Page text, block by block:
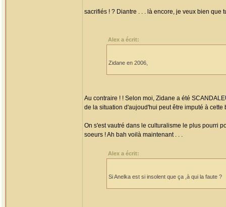
sacrifiés ! ? Diantre . . . là encore, je veux bien
Alex a écrit:
Zidane en 2006,
Au contraire ! ! Selon moi, Zidane a été
de la situation d'aujoud'hui peut être imputé à
On s'est vautré dans le culturalisme le plus pourri
soeurs ! Ah bah voilà maintenant . . .
Alex a écrit:
Si Anelka est si insolent que ça ,à qui la faute ?